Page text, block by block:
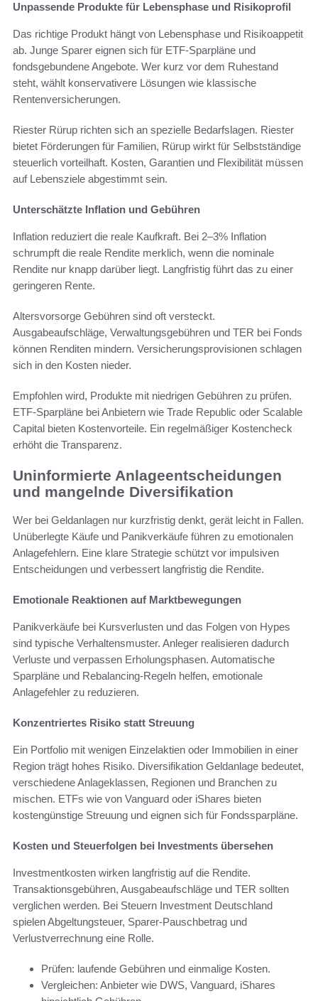
Unpassende Produkte für Lebensphase und Risikoprofil
Das richtige Produkt hängt von Lebensphase und Risikoappetit
ab. Junge Sparer eignen sich für ETF-Sparpläne und
fondsgebundene Angebote. Wer kurz vor dem Ruhestand
steht, wählt konservativere Lösungen wie klassische
Rentenversicherungen.
Riester Rürup richten sich an spezielle Bedarfslagen. Riester
bietet Förderungen für Familien, Rürup wirkt für Selbstständige
steuerlich vorteilhaft. Kosten, Garantien und Flexibilität müssen
auf Lebensziele abgestimmt sein.
Unterschätzte Inflation und Gebühren
Inflation reduziert die reale Kaufkraft. Bei 2–3% Inflation
schrumpft die reale Rendite merklich, wenn die nominale
Rendite nur knapp darüber liegt. Langfristig führt das zu einer
geringeren Rente.
Altersvorsorge Gebühren sind oft versteckt.
Ausgabeaufschläge, Verwaltungsgebühren und TER bei Fonds
können Renditen mindern. Versicherungsprovisionen schlagen
sich in den Kosten nieder.
Empfohlen wird, Produkte mit niedrigen Gebühren zu prüfen.
ETF-Sparpläne bei Anbietern wie Trade Republic oder Scalable
Capital bieten Kostenvorteile. Ein regelmäßiger Kostencheck
erhöht die Transparenz.
Uninformierte Anlageentscheidungen
und mangelnde Diversifikation
Wer bei Geldanlagen nur kurzfristig denkt, gerät leicht in Fallen.
Unüberlegte Käufe und Panikverkäufe führen zu emotionalen
Anlagefehlern. Eine klare Strategie schützt vor impulsiven
Entscheidungen und verbessert langfristig die Rendite.
Emotionale Reaktionen auf Marktbewegungen
Panikverkäufe bei Kursverlusten und das Folgen von Hypes
sind typische Verhaltensmuster. Anleger realisieren dadurch
Verluste und verpassen Erholungsphasen. Automatische
Sparpläne und Rebalancing-Regeln helfen, emotionale
Anlagefehler zu reduzieren.
Konzentriertes Risiko statt Streuung
Ein Portfolio mit wenigen Einzelaktien oder Immobilien in einer
Region trägt hohes Risiko. Diversifikation Geldanlage bedeutet,
verschiedene Anlageklassen, Regionen und Branchen zu
mischen. ETFs wie von Vanguard oder iShares bieten
kostengünstige Streuung und eignen sich für Fondssparpläne.
Kosten und Steuerfolgen bei Investments übersehen
Investmentkosten wirken langfristig auf die Rendite.
Transaktionsgebühren, Ausgabeaufschläge und TER sollten
verglichen werden. Bei Steuern Investment Deutschland
spielen Abgeltungsteuer, Sparer-Pauschbetrag und
Verlustverrechnung eine Rolle.
Prüfen: laufende Gebühren und einmalige Kosten.
Vergleichen: Anbieter wie DWS, Vanguard, iShares